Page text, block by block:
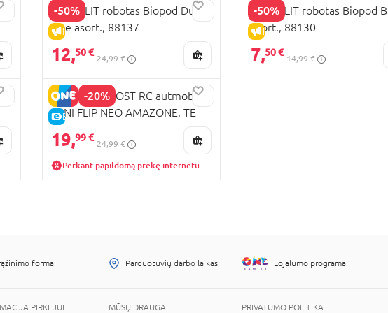
-50%
IŠPARDAVIMAS
SILVERLIT robotas Biopod Duo
Goe asort., 88137
12,50 €
24,99 €
-50%
IŠPARDAVIMAS
SILVERLIT robotas Biopod
asort., 88130
7,50 €
14,99 €
-20%
E-KAINA
SILVERLIT EXOST RC autmobilis
MINI FLIP NEO AMAZONE, TE
20291
19,99 €
24,99 €
Perkant papildomą prekę internetu
forma Parduotuvių darbo laikas Lojalumo programa
PIRKĖJUI MŪSŲ DRAUGAI PRIVATUMO POLITIKA